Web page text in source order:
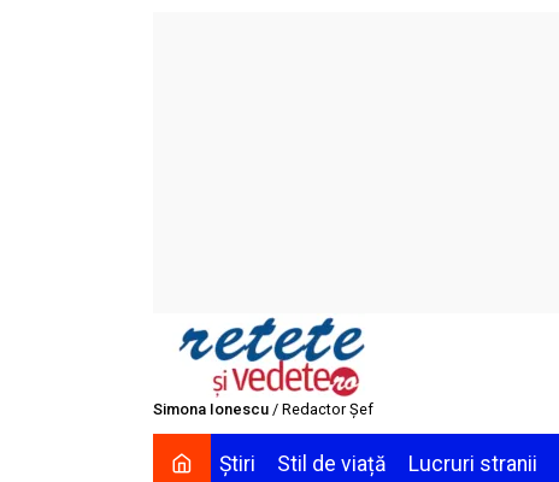
Simona Ionescu / Redactor Șef
Știri Stil de viață Lucruri stranii